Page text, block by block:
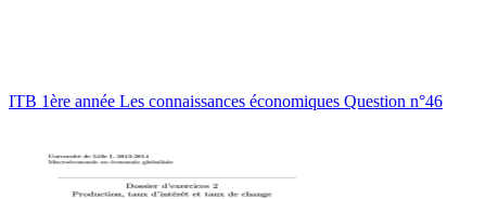
ITB 1ère année Les connaissances économiques Question n°46